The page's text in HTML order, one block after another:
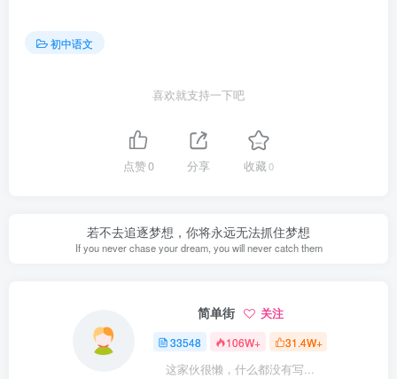
初中语文
喜欢就支持一下吧
点赞0 分享 收藏0
若不去追逐梦想，你将永远无法抓住梦想
If you never chase your dream, you will never catch them
简单街 关注
33548 106W+ 31.4W+
这家伙很懒，什么都没有写...